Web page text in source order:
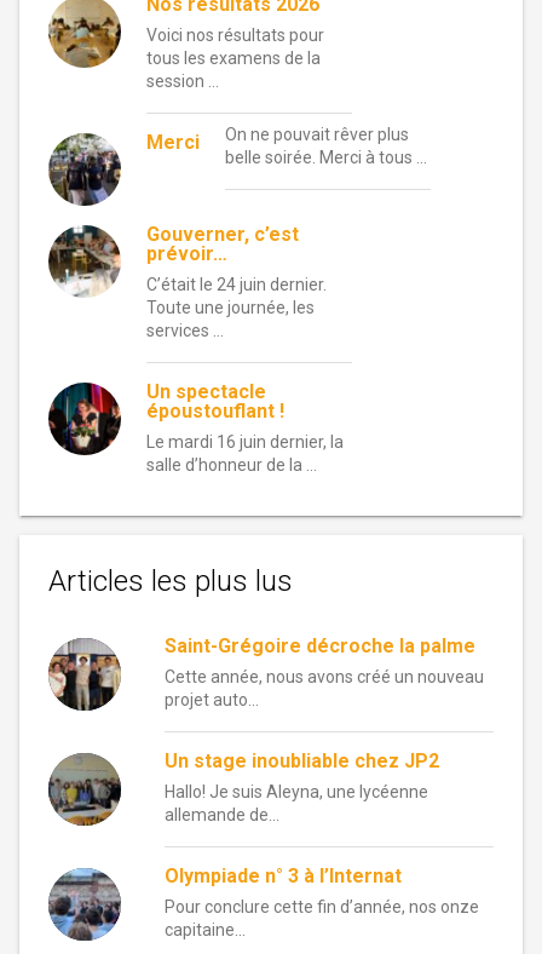
Voici nos résultats pour
tous les examens de la
session …
Merci
On ne pouvait rêver plus
belle soirée. Merci à tous …
Gouverner, c’est
prévoir…
C’était le 24 juin dernier.
Toute une journée, les
services …
Un spectacle
époustouflant !
Le mardi 16 juin dernier, la
salle d’honneur de la …
Articles les plus lus
Saint-Grégoire décroche la palme
Cette année, nous avons créé un nouveau
projet auto...
Un stage inoubliable chez JP2
Hallo! Je suis Aleyna, une lycéenne
allemande de...
Olympiade n° 3 à l’Internat
Pour conclure cette fin d’année, nos onze
capitaine...